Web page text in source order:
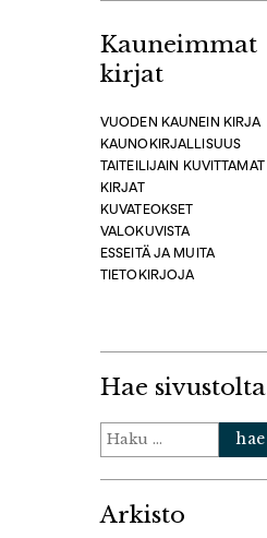
Kauneimmat
kirjat
VUODEN KAUNEIN KIRJA
KAUNOKIRJALLISUUS
TAITEILIJAIN KUVITTAMAT
KIRJAT
KUVATEOKSET
VALOKUVISTA
ESSEITÄ JA MUITA
TIETOKIRJOJA
Hae sivustolta
Haku:
Arkisto